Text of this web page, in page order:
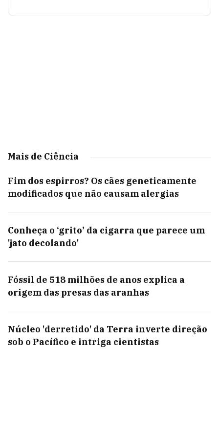
Mais de Ciência
Fim dos espirros? Os cães geneticamente
modificados que não causam alergias
Conheça o ‘grito’ da cigarra que parece um
'jato decolando'
Fóssil de 518 milhões de anos explica a
origem das presas das aranhas
Núcleo 'derretido' da Terra inverte direção
sob o Pacífico e intriga cientistas